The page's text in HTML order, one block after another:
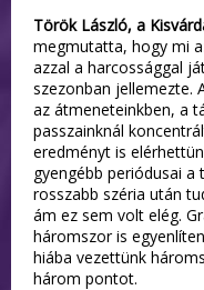
Török László, a
megmutatta, hogy mi
azzal a harcossággal
szezonban jellemezte.
az átmeneteinkben, a
passzainknál
eredményt is
gyengébb periódusai
rosszabb széria után
ám ez sem volt elég.
háromszor is
hiába vezettünk
három pontot.